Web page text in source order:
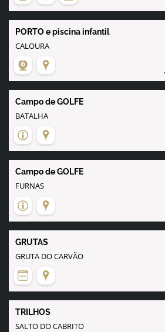
PORTO e piscina infantil
CALOURA
Campo de GOLFE
BATALHA
Campo de GOLFE
FURNAS
GRUTAS
GRUTA DO CARVÃO
TRILHOS
SALTO DO CABRITO